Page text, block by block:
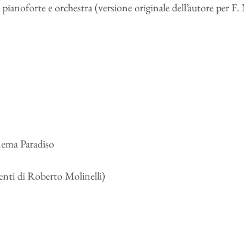
e orchestra (versione originale dell’autore per
Paradiso
di Roberto Molinelli)